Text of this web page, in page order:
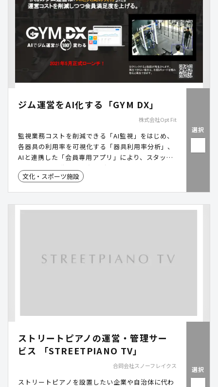
ジム運営をAI化する「GYM DX」
株式会社Opt Fit
監視業務コストを削減できる「AI監視」をはじめ、
各器具の利用率を可視化する「器具利用率分析」、
AIと連携した「会員専用アプリ」により、スタッフ
に頼らず会員満足度の向上が可能です。
文化・スポーツ施設
選択
ストリートピアノの運営・管理サー
ビス 「STREETPIANO TV」
合同会社スノーフレイクス
ストリートピアノを設置したい企業や自治体に代わ
選択